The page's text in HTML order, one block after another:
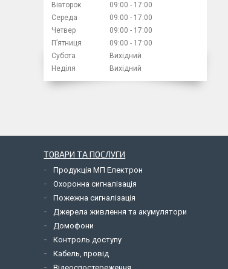
Вівторок
09:00
17:00
Середа
09:00
17:00
Четвер
09:00
17:00
Пʼятниця
09:00
17:00
Субота
Вихідний
Неділя
Вихідний
ТОВАРИ ТА ПОСЛУГИ
Продукція МП Електрон
Охоронна сигналізація
Пожежна сигналізація
Джерела живлення та акумулятори
Домофони
Контроль доступу
Кабель, провід